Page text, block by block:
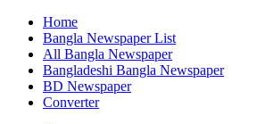
Skip
content
Home
Bangla Newspaper List
All Bangla Newspaper
Bangladeshi Bangla Newspaper
BD Newspaper
Converter